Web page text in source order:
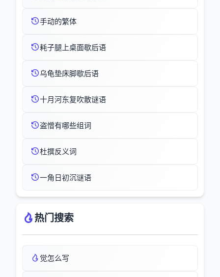
手动的繁体
耗子腿上桌面歇后语
乌龟垫床脚歇后语
十月河东复吹散谜语
盗憎有哪些组词
杜撰反义词
一角日初沉谜语
热门搜索
觉怎么写